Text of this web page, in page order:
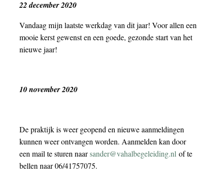
22 december 2020
Vandaag mijn laatste werkdag van dit jaar! Voor allen een
mooie kerst gewenst en een goede, gezonde start van het
nieuwe jaar!
10 november 2020
De praktijk is weer geopend en nieuwe aanmeldingen
kunnen weer ontvangen worden. Aanmelden kan door
een mail te sturen naarsander@vahalbegeleiding.nl of te
bellen naar 06/41757075.